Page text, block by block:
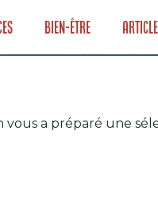
Bien-être
a préparé une